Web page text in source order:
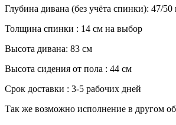
Глубина дивана (без учёта спинки): 47/
Толщина спинки : 14 см на выбор
Высота дивана: 83 см
Высота сидения от пола : 44 см
Срок доставки : 3-5 рабочих дней
Так же возможно исполнение в другом